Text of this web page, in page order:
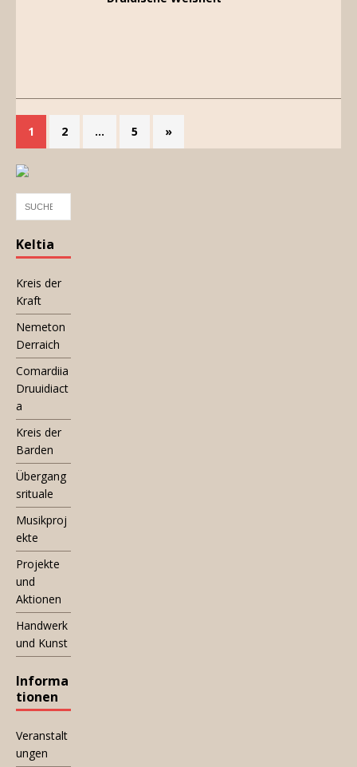
1 2 … 5 »
Keltia
Kreis der
Kraft
Nemeton
Derraich
Comardiia
Druuidiact
a
Kreis der
Barden
Übergang
srituale
Musikproj
ekte
Projekte
und
Aktionen
Handwerk
und Kunst
Informa
tionen
Veranstalt
ungen